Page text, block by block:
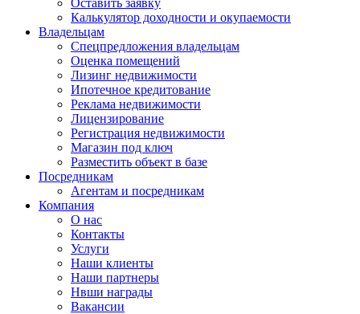
Оставить заявку
Калькулятор доходности и окупаемости
Владельцам
Спецпредложения владельцам
Оценка помещений
Лизинг недвижимости
Ипотечное кредитование
Реклама недвижимости
Лицензирование
Регистрация недвижимости
Магазин под ключ
Разместить объект в базе
Посредникам
Агентам и посредникам
Компания
О нас
Контакты
Услуги
Наши клиенты
Наши партнеры
Нвши награды
Вакансии